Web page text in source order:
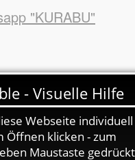
"KURABU"
INFOs ins Haus
Suchbegriffe